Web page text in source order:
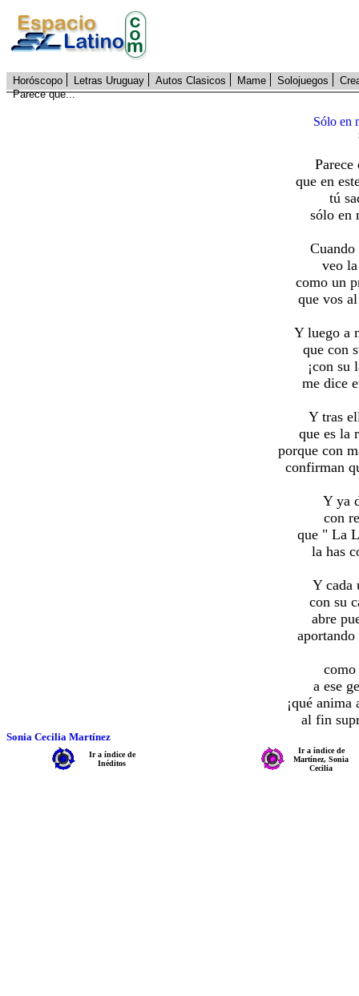
Horóscopo Letras Uruguay Autos Clasicos Mame Solojuegos
Parece que...
Sólo en
Parece
que en
tú
sólo en
Cuando
veo
como un
que vos
Y luego a
que con
¡con su
me dice
Y tras
que es la
porque con
confirman
Y ya
con
que " La
la has
Y cada
con su
abre
a ese
¡qué anima
al fin
Sonia Cecilia Martínez
Ir a índice de
Inéditos
Ir a índice de
Martínez, Sonia
Cecilia